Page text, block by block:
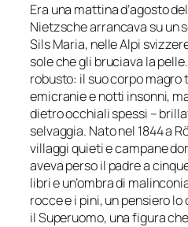
Era una mattina d’agosto
Nietzsche arrancava su un
Sils Maria, nelle Alpi
sole che gli bruciava la
robusto: il suo corpo magro
emicranie e notti insonni,
dietro occhiali spessi –
selvaggia. Nato nel 1844 a
villaggi quieti e campane
aveva perso il padre a
libri e un’ombra di
rocce e i pini, un pensiero
il Superuomo, una figura